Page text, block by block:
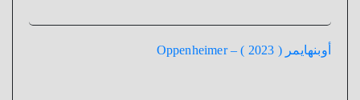
أوبنهايمر ( 2023 ) – Oppenheimer